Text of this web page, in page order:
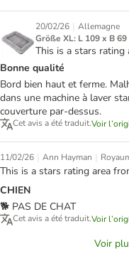
20/02/26 | Allemagne
Größe XL: L 109 x B 69
This is a stars rating
Bonne qualité
Bord bien haut et ferme.
dans une machine à laver
couverture par-dessus.
Cet avis a été traduit.Voir
11/02/26 | Ann Hayman |
This is a stars rating area
CHIEN
🐕 PAS DE CHAT
Cet avis a été traduit.Voir
Voir